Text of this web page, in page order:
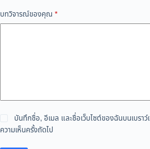
บทวิจารณ์ของคุณ *
บันทึกชื่อ, อีเมล และชื่อเว็บไซต์ของฉันบนเบรา
ความเห็นครั้งถัดไป